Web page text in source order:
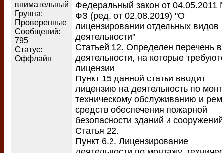
внимательный
Группа:
Проверенные
Сообщений:
795
Статус:
Оффлайн
Федеральный закон от 04.05.2011
ФЗ (ред. от 02.08.2019) "О
лицензировании отдельных видов
деятельности"
Статьей 12. Определен перечень
деятельности, на которые
лицензии
Пункт 15 данной статьи вводит
лицензию на деятельность по
техническому обслуживанию и
средств обеспечения пожарной
безопасности зданий и
Статья 22.
Пункт 6.2. Лицензирование